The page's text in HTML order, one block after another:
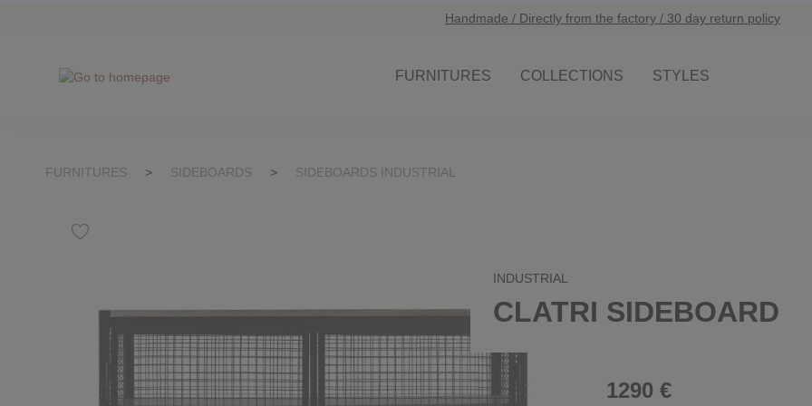
Handmade / Directly from the factory / 30 day return policy
FURNITURES COLLECTIONS STYLES
FURNITURES > SIDEBOARDS > SIDEBOARDS INDUSTRIAL
INDUSTRIAL
CLATRI SIDEBOARD
1290 €